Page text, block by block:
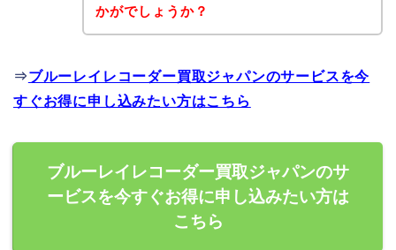
かがでしょうか？
⇒ブルーレイレコーダー買取ジャパンのサービスを今
すぐお得に申し込みたい方はこちら
ブルーレイレコーダー買取ジャパンのサ
ービスを今すぐお得に申し込みたい方は
こちら